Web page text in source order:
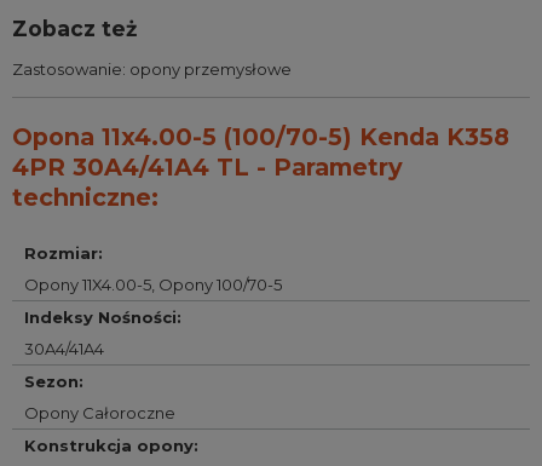
Zobacz też
Zastosowanie: opony przemysłowe
Opona 11x4.00-5 (100/70-5) Kenda K358
4PR 30A4/41A4 TL - Parametry
techniczne:
Rozmiar:
Opony 11X4.00-5 Opony 100/70-5
Indeksy Nośności:
30A4/41A4
Sezon:
Opony Całoroczne
Konstrukcja opony: